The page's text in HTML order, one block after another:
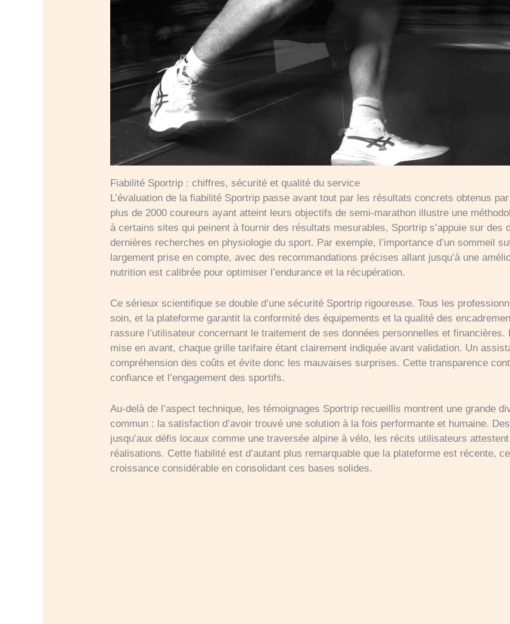
Fiabilité Sportrip : chiffres, sécurité et qualité du service
L’évaluation de la fiabilité Sportrip passe avant tout par les résultats concrets obtenus
plus de 2000 coureurs ayant atteint leurs objectifs de semi-marathon illustre une
à certains sites qui peinent à fournir des résultats mesurables, Sportrip s’appuie sur des
dernières recherches en physiologie du sport. Par exemple, l’importance d’un sommeil
largement prise en compte, avec des recommandations précises allant jusqu’à une
nutrition est calibrée pour optimiser l’endurance et la récupération.
Ce sérieux scientifique se double d’une sécurité Sportrip rigoureuse. Tous les
soin, et la plateforme garantit la conformité des équipements et la qualité des
rassure l’utilisateur concernant le traitement de ses données personnelles et
mise en avant, chaque grille tarifaire étant clairement indiquée avant validation. Un
compréhension des coûts et évite donc les mauvaises surprises. Cette transparence
confiance et l’engagement des sportifs.
Au-delà de l’aspect technique, les témoignages Sportrip recueillis montrent une grande
commun : la satisfaction d’avoir trouvé une solution à la fois performante et humaine.
jusqu’aux défis locaux comme une traversée alpine à vélo, les récits utilisateurs
réalisations. Cette fiabilité est d’autant plus remarquable que la plateforme est récente,
croissance considérable en consolidant ces bases solides.